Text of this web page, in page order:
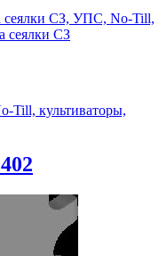
сеялки СЗ, УПС, No-Till,
сеялки СЗ
Till, культиваторы,